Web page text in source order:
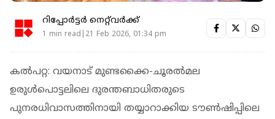
റിപ്പോർട്ടർ നെറ്റ്‌വര്‍ക്ക്‌
1 min read|21 Feb 2026, 01:34 pm
കൽപറ്റ: വയനാട് മുണ്ടക്കൈ-ചൂരൽമല
ഉരുൾപൊട്ടലിലെ ദുരന്തബാധിതരുടെ
പുനരധിവാസത്തിനായി തയ്യാറാക്കിയ ടൗൺഷിപ്പിലെ